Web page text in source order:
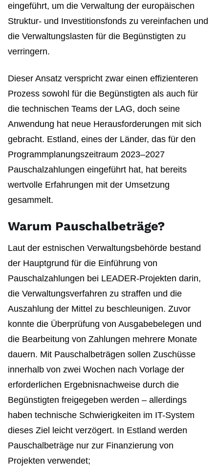
eingeführt, um die Verwaltung der europäischen
Struktur- und Investitionsfonds zu vereinfachen und
die Verwaltungslasten für die Begünstigten zu
verringern.
Dieser Ansatz verspricht zwar einen effizienteren
Prozess sowohl für die Begünstigten als auch für
die technischen Teams der LAG, doch seine
Anwendung hat neue Herausforderungen mit sich
gebracht. Estland, eines der Länder, das für den
Programmplanungszeitraum 2023–2027
Pauschalzahlungen eingeführt hat, hat bereits
wertvolle Erfahrungen mit der Umsetzung
gesammelt.
Warum Pauschalbeträge?
Laut der estnischen Verwaltungsbehörde bestand
der Hauptgrund für die Einführung von
Pauschalzahlungen bei LEADER-Projekten darin,
die Verwaltungsverfahren zu straffen und die
Auszahlung der Mittel zu beschleunigen. Zuvor
konnte die Überprüfung von Ausgabebelegen und
die Bearbeitung von Zahlungen mehrere Monate
dauern. Mit Pauschalbeträgen sollen Zuschüsse
innerhalb von zwei Wochen nach Vorlage der
erforderlichen Ergebnisnachweise durch die
Begünstigten freigegeben werden – allerdings
haben technische Schwierigkeiten im IT-System
dieses Ziel leicht verzögert. In Estland werden
Pauschalbeträge nur zur Finanzierung von
Projekten verwendet;